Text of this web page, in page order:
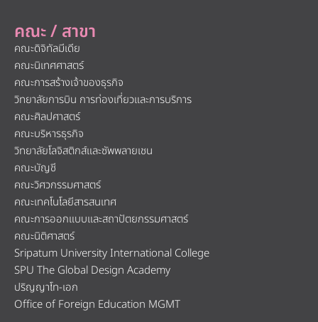
คณะ / สาขา
คณะดิจิทัลมีเดีย
คณะนิเทศศาสตร์
คณะการสร้างเจ้าของธุรกิจ
วิทยาลัยการบิน การท่องเที่ยวและการบริการ
คณะศิลปศาสตร์
คณะบริหารธุรกิจ
วิทยาลัยโลจิสติกส์และซัพพลายเชน
คณะบัญชี
คณะวิศวกรรมศาสตร์
คณะเทคโนโลยีสารสนเทศ
คณะการออกแบบและสถาปัตยกรรมศาสตร์
คณะนิติศาสตร์
Sripatum University International College
SPU The Global Design Academy
ปริญญาโท-เอก
Office of Foreign Education MGMT